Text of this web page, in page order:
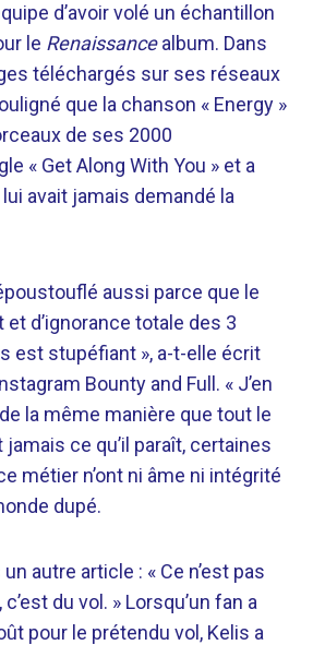
d’avoir volé un échantillon
le Renaissancealbum. Dans
téléchargés sur ses réseaux
que la chanson « Energy »
de ses 2000
« Get Along With You » et a
avait jamais demandé la
aussi parce que le
et d’ignorance totale des 3
est stupéfiant », a-t-elle écrit
Bounty and Full. « J’en
la même manière que tout le
jamais ce qu’il paraît, certaines
métier n’ont ni âme ni intégrité
dupé.
autre article : « Ce n’est pas
du vol. » Lorsqu’un fan a
pour le prétendu vol, Kelis a